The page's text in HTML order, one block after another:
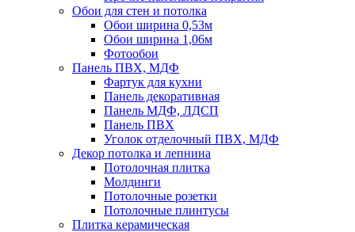
Обои для стен и потолка
Обои ширина 0,53м
Обои ширина 1,06м
Фотообои
Панель ПВХ, МДФ
Фартук для кухни
Панель декоративная
Панель МДФ, ЛДСП
Панель ПВХ
Уголок отделочный ПВХ, МДФ
Декор потолка и лепнина
Потолочная плитка
Молдинги
Потолочные розетки
Потолочные плинтусы
Плитка керамическая